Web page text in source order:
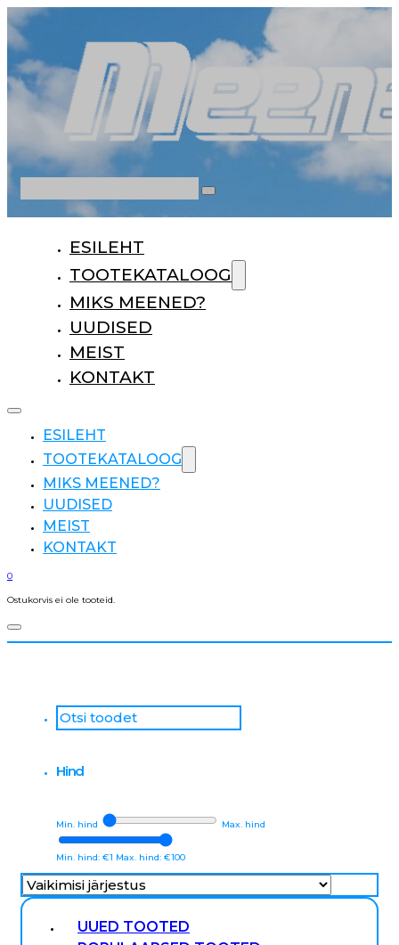
ESILEHT
TOOTEKATALOOG
MIKS MEENED?
UUDISED
MEIST
KONTAKT
ESILEHT
TOOTEKATALOOG
MIKS MEENED?
UUDISED
MEIST
KONTAKT
0
Ostukorvis ei ole tooteid.
Otsi
Hind
Min. hind Max. hind
Min. hind: €1 Max. hind: €100
UUED TOOTED